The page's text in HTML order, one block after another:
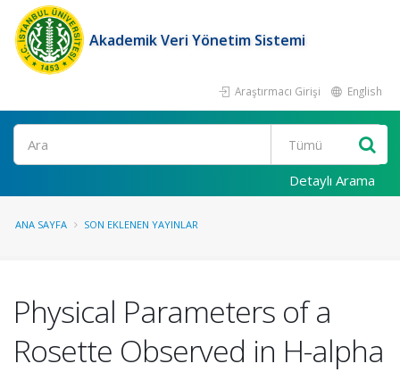
Akademik Veri Yönetim Sistemi
Araştırmacı Girişi English
Ara
Detaylı Arama
ANA SAYFA SON EKLENEN YAYINLAR
Physical Parameters of a
Rosette Observed in H-alpha